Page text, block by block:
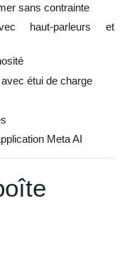
sans contrainte
haut-parleurs et
avec étui de charge
Meta AI